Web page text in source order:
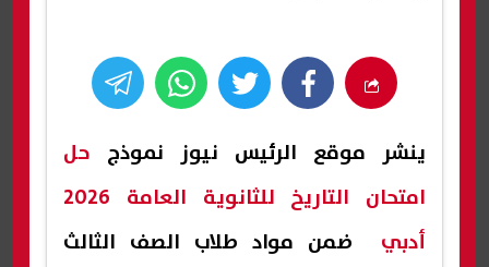
ينشر موقع الرئيس نيوز نموذج حل
امتحان التاريخ للثانوية العامة 2026
أدب ي ضمن مواد طلاب الصف الثالث